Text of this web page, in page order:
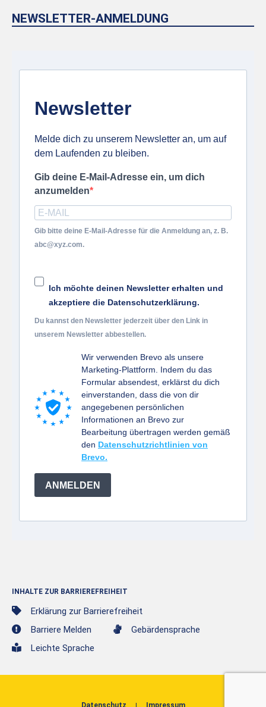
NEWSLETTER-ANMELDUNG
Newsletter
Melde dich zu unserem Newsletter an, um auf
dem Laufenden zu bleiben.
Gib deine E-Mail-Adresse ein, um dich
anzumelden
Gib bitte deine E-Mail-Adresse für die Anmeldung an, z. B.
abc@xyz.com.
Ich möchte deinen Newsletter erhalten und
akzeptiere die Datenschutzerklärung.
Du kannst den Newsletter jederzeit über den Link in
unserem Newsletter abbestellen.
Wir verwenden Brevo als unsere
Marketing-Plattform. Indem du das
Formular absendest, erklärst du dich
einverstanden, dass die von dir
angegebenen persönlichen
Informationen an Brevo zur
Bearbeitung übertragen werden gemäß
den Datenschutzrichtlinien von
Brevo.
ANMELDEN
INHALTE ZUR BARRIEREFREIHEIT
Erklärung zur Barrierefreiheit
Barriere Melden
Gebärdensprache
Leichte Sprache